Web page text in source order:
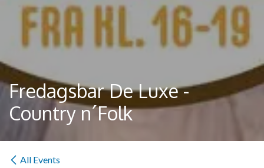
Fredagsbar De Luxe -
Country n´Folk
All Events